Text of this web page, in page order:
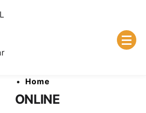
PAL TEKNO – Tempat
Sertifikasi Standar
dan Sertifikasi Standar Internasional
Home
ONLINE